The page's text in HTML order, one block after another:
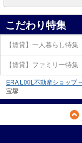
こだわり特集
【賃貸】一人暮らし特集
【賃貸】ファミリー特集
ERA LIXIL不動産ショップ
宝塚